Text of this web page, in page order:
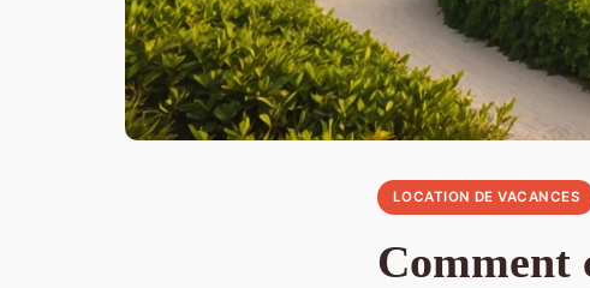
LOCATION DE VACANCES
Comment